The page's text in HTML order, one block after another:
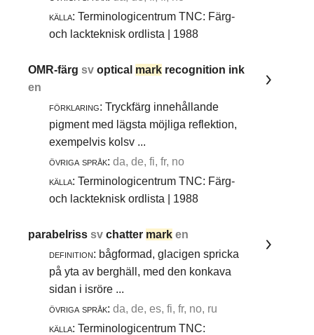
källa: Terminologicentrum TNC: Färg-
och lackteknisk ordlista | 1988
OMR-färgsvoptical mark recognition ink
en
förklaring: Tryckfärg innehållande
pigment med lägsta möjliga reflektion,
exempelvis kolsv ...
övriga språk: da, de, fi, fr, no
källa: Terminologicentrum TNC: Färg-
och lackteknisk ordlista | 1988
parabelrisssvchatter mark en
definition: bågformad, glacigen spricka
på yta av berghäll, med den konkava
sidan i isröre ...
övriga språk: da, de, es, fi, fr, no, ru
källa: Terminologicentrum TNC: